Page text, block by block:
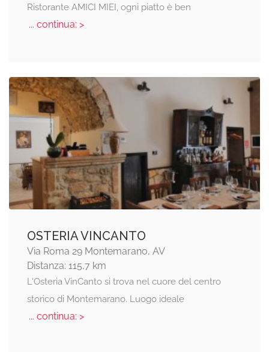
Ristorante AMICI MIEI, ogni piatto è ben
... continua: >
OSTERIA VINCANTO
Via Roma 29 Montemarano, AV
Distanza: 115,7 km
L'Osteria VinCanto si trova nel cuore del centro
storico di Montemarano. Luogo ideale
... continua: >